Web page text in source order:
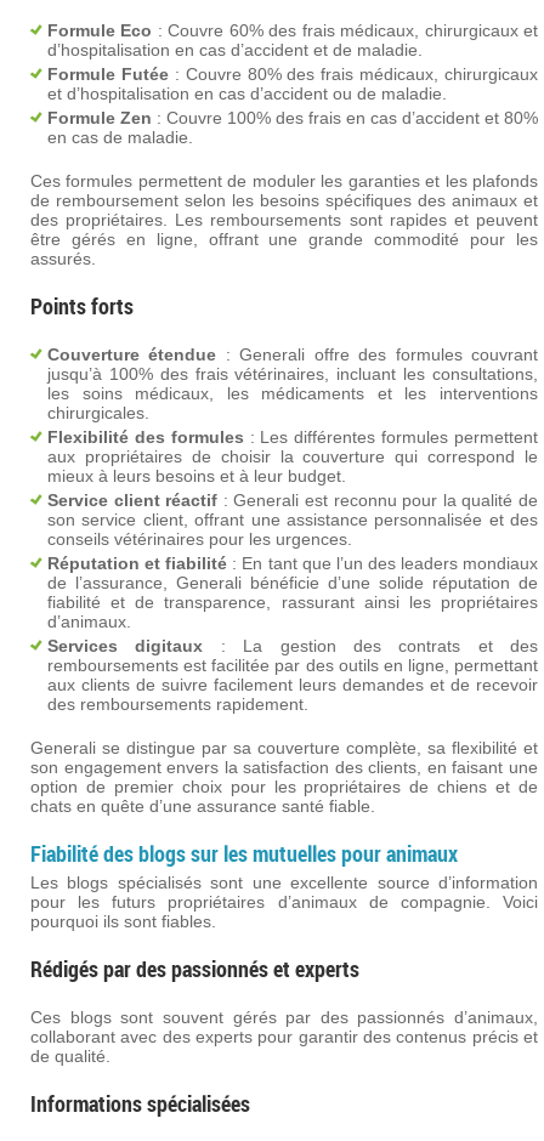
Formule Eco : Couvre 60% des frais médicaux, chirurgicaux et
d’hospitalisation en cas d’accident et de maladie.
Formule Futée: Couvre 80% des frais médicaux, chirurgicaux
et d’hospitalisation en cas d’accident ou de maladie.
Formule Zen : Couvre 100% des frais en cas d’accident et 80%
en cas de maladie.
Ces formules permettent de moduler les garanties et les plafonds
de remboursement selon les besoins spécifiques des animaux et
des propriétaires. Les remboursements sont rapides et peuvent
être gérés en ligne, offrant une grande commodité pour les
assurés​.
Points forts
Couverture étendue : Generali offre des formules couvrant
jusqu’à 100% des frais vétérinaires, incluant les consultations,
les soins médicaux, les médicaments et les interventions
chirurgicales.
Flexibilité des formules : Les différentes formules permettent
aux propriétaires de choisir la couverture qui correspond le
mieux à leurs besoins et à leur budget.
Service client réactif : Generali est reconnu pour la qualité de
son service client, offrant une assistance personnalisée et des
conseils vétérinaires pour les urgences.
Réputation et fiabilité : En tant que l’un des leaders mondiaux
de l’assurance, Generali bénéficie d’une solide réputation de
fiabilité et de transparence, rassurant ainsi les propriétaires
d’animaux.
Services digitaux : La gestion des contrats et des
remboursements est facilitée par des outils en ligne, permettant
aux clients de suivre facilement leurs demandes et de recevoir
des remboursements rapidement​.
Generali se distingue par sa couverture complète, sa flexibilité et
son engagement envers la satisfaction des clients, en faisant une
option de premier choix pour les propriétaires de chiens et de
chats en quête d’une assurance santé fiable.
Fiabilité des blogs sur les mutuelles pour animaux
Les blogs spécialisés sont une excellente source d’information
pour les futurs propriétaires d’animaux de compagnie. Voici
pourquoi ils sont fiables.
Rédigés par des passionnés et experts
Ces blogs sont souvent gérés par des passionnés d’animaux,
collaborant avec des experts pour garantir des contenus précis et
de qualité.
Informations spécialisées